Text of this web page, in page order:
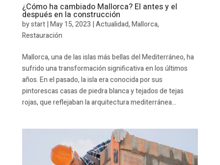
¿Cómo ha cambiado Mallorca? El antes y el
después en la construcción
bystart|May 15, 2023 |Actualidad,Mallorca,
Restauración
Mallorca, una de las islas más bellas del Mediterráneo, ha
sufrido una transformación significativa en los últimos
años. En el pasado, la isla era conocida por sus
pintorescas casas de piedra blanca y tejados de tejas
rojas, que reflejaban la arquitectura mediterránea...